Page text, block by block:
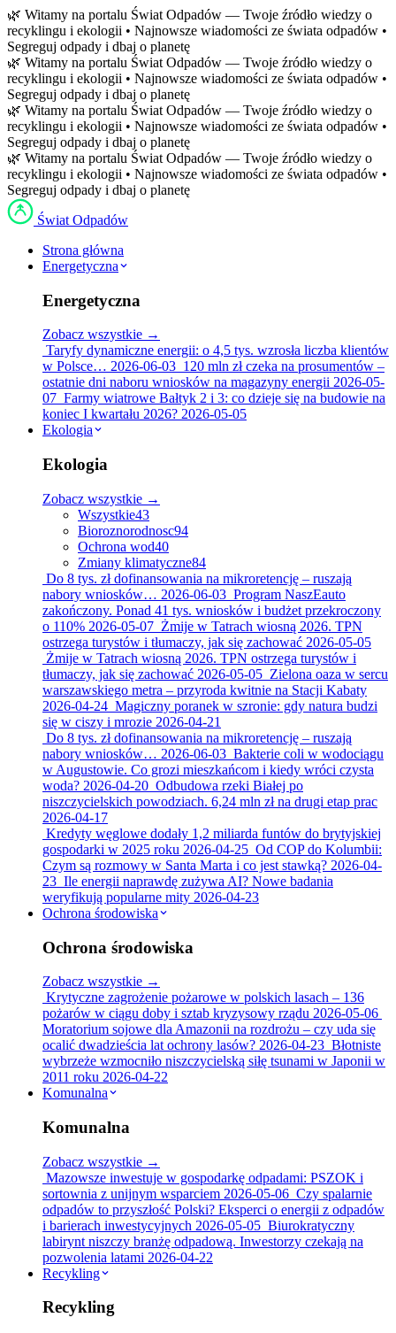
Przejdź
do
treści
🌿 Witamy na portalu Świat Odpadów — Twoje źródło wiedzy o
recyklingu i ekologii • Najnowsze wiadomości ze świata odpadów •
Segreguj odpady i dbaj o planetę
🌿 Witamy na portalu Świat Odpadów — Twoje źródło wiedzy o
recyklingu i ekologii • Najnowsze wiadomości ze świata odpadów •
Segreguj odpady i dbaj o planetę
🌿 Witamy na portalu Świat Odpadów — Twoje źródło wiedzy o
recyklingu i ekologii • Najnowsze wiadomości ze świata odpadów •
Segreguj odpady i dbaj o planetę
🌿 Witamy na portalu Świat Odpadów — Twoje źródło wiedzy o
recyklingu i ekologii • Najnowsze wiadomości ze świata odpadów •
Segreguj odpady i dbaj o planetę
Świat Odpadów
Strona główna
Energetyczna
Energetyczna
Zobacz wszystkie →
Taryfy dynamiczne energii: o 4,5 tys. wzrosła liczba klientów
w Polsce… 2026-06-03 120 mln zł czeka na prosumentów –
ostatnie dni naboru wniosków na magazyny energii 2026-05-
07 Farmy wiatrowe Bałtyk 2 i 3: co dzieje się na budowie na
koniec I kwartału 2026? 2026-05-05
Ekologia
Ekologia
Zobacz wszystkie →
Wszystkie43
Bioroznorodnosc94
Ochrona wod40
Zmiany klimatyczne84
Do 8 tys. zł dofinansowania na mikroretencję – ruszają
nabory wniosków… 2026-06-03 Program NaszEauto
zakończony. Ponad 41 tys. wniosków i budżet przekroczony
o 110% 2026-05-07 Żmije w Tatrach wiosną 2026. TPN
ostrzega turystów i tłumaczy, jak się zachować 2026-05-05
Żmije w Tatrach wiosną 2026. TPN ostrzega turystów i
tłumaczy, jak się zachować 2026-05-05 Zielona oaza w sercu
warszawskiego metra – przyroda kwitnie na Stacji Kabaty
2026-04-24 Magiczny poranek w szronie: gdy natura budzi
się w ciszy i mrozie 2026-04-21
Do 8 tys. zł dofinansowania na mikroretencję – ruszają
nabory wniosków… 2026-06-03 Bakterie coli w wodociągu
w Augustowie. Co grozi mieszkańcom i kiedy wróci czysta
woda? 2026-04-20 Odbudowa rzeki Białej po
niszczycielskich powodziach. 6,24 mln zł na drugi etap prac
2026-04-17
Kredyty węglowe dodały 1,2 miliarda funtów do brytyjskiej
gospodarki w 2025 roku 2026-04-25 Od COP do Kolumbii:
Czym są rozmowy w Santa Marta i co jest stawką? 2026-04-
23 Ile energii naprawdę zużywa AI? Nowe badania
weryfikują popularne mity 2026-04-23
Ochrona środowiska
Ochrona środowiska
Zobacz wszystkie →
Krytyczne zagrożenie pożarowe w polskich lasach – 136
pożarów w ciągu doby i sztab kryzysowy rządu 2026-05-06
Moratorium sojowe dla Amazonii na rozdrożu – czy uda się
ocalić dwadzieścia lat ochrony lasów? 2026-04-23 Błotniste
wybrzeże wzmocniło niszczycielską siłę tsunami w Japonii w
2011 roku 2026-04-22
Komunalna
Komunalna
Zobacz wszystkie →
Mazowsze inwestuje w gospodarkę odpadami: PSZOK i
sortownia z unijnym wsparciem 2026-05-06 Czy spalarnie
odpadów to przyszłość Polski? Eksperci o energii z odpadów
i barierach inwestycyjnych 2026-05-05 Biurokratyczny
labirynt niszczy branżę odpadową. Inwestorzy czekają na
pozwolenia latami 2026-04-22
Recykling
Recykling